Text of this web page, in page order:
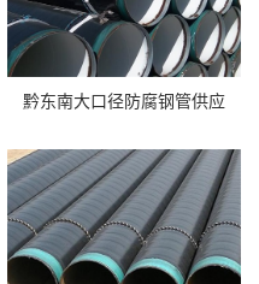
黔东南大口径防腐钢管供应